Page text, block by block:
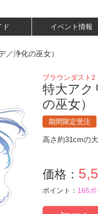
ド イベント情報
浄化の巫女）
ブラウンダスト2
特大アク
の巫女）
期間限定受注
高さ約31cmの
価格：
ポイント： 165ポ